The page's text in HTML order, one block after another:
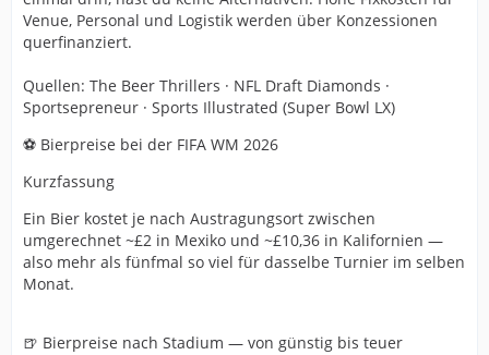
Venue, Personal und Logistik werden über Konzessionen
querfinanziert.
Quellen: The Beer Thrillers · NFL Draft Diamonds ·
Sportsepreneur · Sports Illustrated (Super Bowl LX)
⚽ Bierpreise bei der FIFA WM 2026
Kurzfassung
Ein Bier kostet je nach Austragungsort zwischen
umgerechnet ~£2 in Mexiko und ~£10,36 in Kalifornien —
also mehr als fünfmal so viel für dasselbe Turnier im selben
Monat.
🍺 Bierpreise nach Stadium — von günstig bis teuer